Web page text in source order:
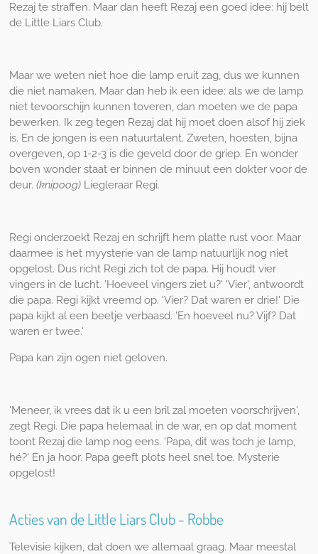
Rezaj te straffen. Maar dan heeft Rezaj een goed idee: hij belt
de Little Liars Club.
Maar we weten niet hoe die lamp eruit zag, dus we kunnen
die niet namaken. Maar dan heb ik een idee: als we de lamp
niet tevoorschijn kunnen toveren, dan moeten we de papa
bewerken. Ik zeg tegen Rezaj dat hij moet doen alsof hij ziek
is. En de jongen is een natuurtalent. Zweten, hoesten, bijna
overgeven, op 1-2-3 is die geveld door de griep. En wonder
boven wonder staat er binnen de minuut een dokter voor de
deur. (knipoog) Liegleraar Regi.
Regi onderzoekt Rezaj en schrijft hem platte rust voor. Maar
daarmee is het myysterie van de lamp natuurlijk nog niet
opgelost. Dus richt Regi zich tot de papa. Hij houdt vier
vingers in de lucht. 'Hoeveel vingers ziet u?' 'Vier', antwoordt
die papa. Regi kijkt vreemd op. 'Vier? Dat waren er drie!' Die
papa kijkt al een beetje verbaasd. 'En hoeveel nu? Vijf? Dat
waren er twee.'
Papa kan zijn ogen niet geloven.
'Meneer, ik vrees dat ik u een bril zal moeten voorschrijven',
zegt Regi. Die papa helemaal in de war, en op dat moment
toont Rezaj die lamp nog eens. 'Papa, dit was toch je lamp,
hé?' En ja hoor. Papa geeft plots heel snel toe. Mysterie
opgelost!
Acties van de Little Liars Club - Robbe
Televisie kijken, dat doen we allemaal graag. Maar meestal